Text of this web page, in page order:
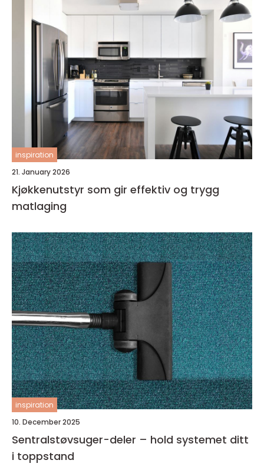
inspiration
21. January 2026
Kjøkkenutstyr som gir effektiv og trygg
matlaging
inspiration
10. December 2025
Sentralstøvsuger-deler – hold systemet ditt
i toppstand